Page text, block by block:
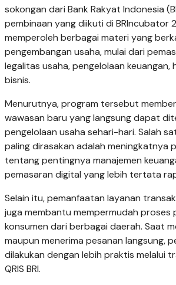
sokongan dari Bank Rakyat Indonesia
pembinaan yang diikuti di BRIncubator
memperoleh berbagai materi yang
pengembangan usaha, mulai dari
legalitas usaha, pengelolaan keuangan,
bisnis.
Menurutnya, program tersebut
wawasan baru yang langsung dapat
pengelolaan usaha sehari-hari. Salah
paling dirasakan adalah meningkatnya
tentang pentingnya manajemen
pemasaran digital yang lebih tertata
Selain itu, pemanfaatan layanan
juga membantu mempermudah proses
konsumen dari berbagai daerah. Saat
maupun menerima pesanan langsung,
dilakukan dengan lebih praktis melalui
QRIS BRI.